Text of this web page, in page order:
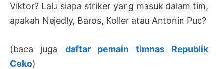
Viktor? Lalu siapa striker yang masuk dalam tim,
apakah Nejedly, Baros, Koller atau Antonin Puc?
(baca juga daftar pemain timnas Republik
Ceko)